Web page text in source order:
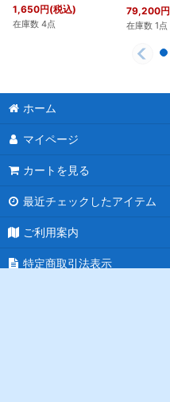
1,650円(税込)
在庫数 4点
79,200円
在庫数 1点
ホーム
マイページ
カートを見る
最近チェックしたアイテム
ご利用案内
特定商取引法表示